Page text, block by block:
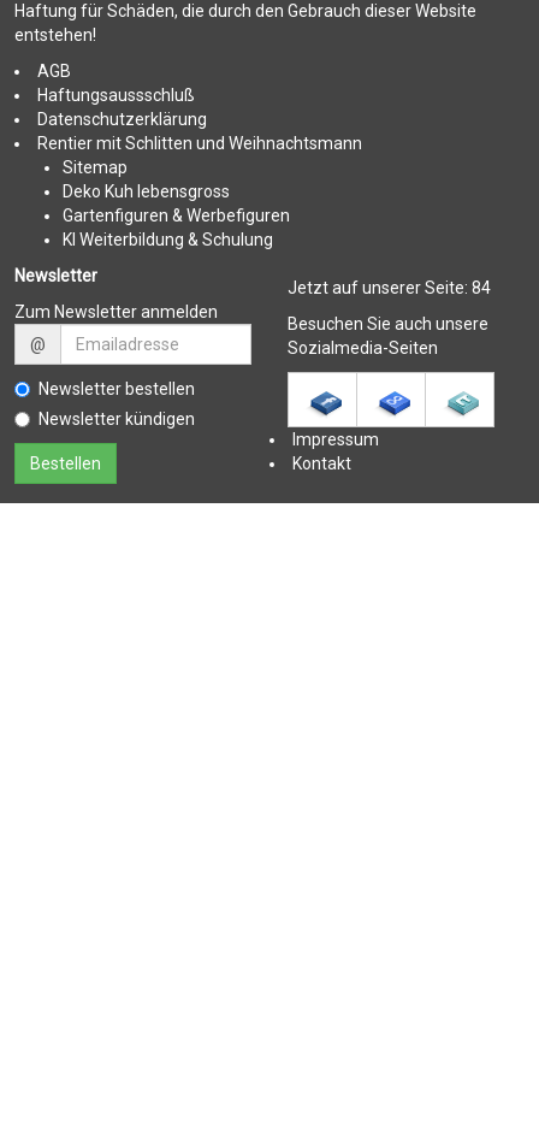
Haftung für Schäden, die durch den Gebrauch dieser Website
entstehen!
AGB
Haftungsaussschluß
Datenschutzerklärung
Rentier mit Schlitten und Weihnachtsmann
Sitemap
Deko Kuh lebensgross
Gartenfiguren & Werbefiguren
KI Weiterbildung & Schulung
Newsletter
Zum Newsletter anmelden
@
Newsletter bestellen
Newsletter kündigen
Jetzt auf unserer Seite: 84
Besuchen Sie auch unsere
Sozialmedia-Seiten
Impressum
Kontakt